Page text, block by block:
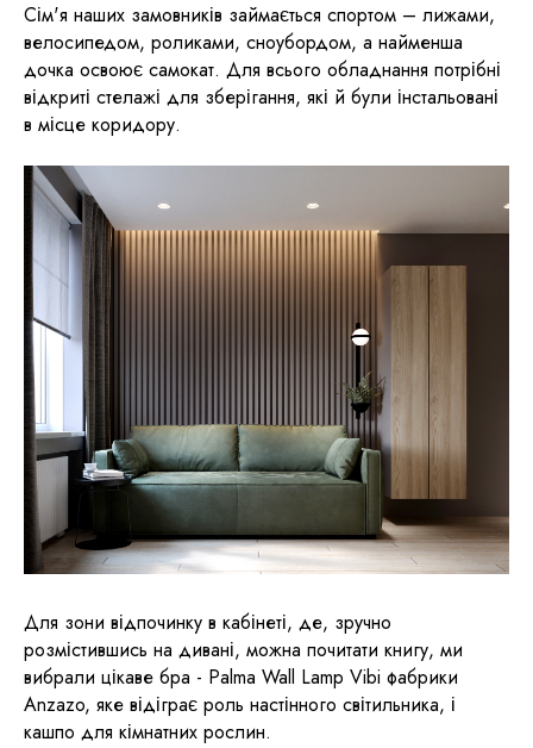
Сім'я наших замовників займається спортом – лижами,
велосипедом, роликами, сноубордом, а найменша
дочка освоює самокат. Для всього обладнання потрібні
відкриті стелажі для зберігання, які й були інстальовані
в місце коридору.
Для зони відпочинку в кабінеті, де, зручно
розмістившись на дивані, можна почитати книгу, ми
вибрали цікаве бра - Palma Wall Lamp Vibi фабрики
Anzazo, яке відіграє роль настінного світильника, і
кашпо для кімнатних рослин.